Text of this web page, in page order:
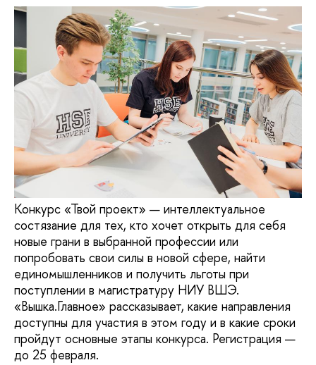
Конкурс «Твой проект» — интеллектуальное
состязание для тех, кто хочет открыть для себя
новые грани в выбранной профессии или
попробовать свои силы в новой сфере, найти
единомышленников и получить льготы при
поступлении в магистратуру НИУ ВШЭ.
«Вышка.Главное» рассказывает, какие направления
доступны для участия в этом году и в какие сроки
пройдут основные этапы конкурса. Регистрация —
до 25 февраля.